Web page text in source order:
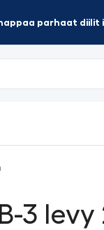
parhaat diilit
3